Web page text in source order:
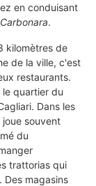
en conduisant
.
kilomètres de
de la ville, c'est
restaurants.
quartier du
Dans les
souvent
du
trattorias qui
Des magasins